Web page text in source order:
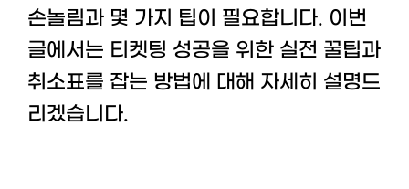
손놀림과 몇 가지 팁이 필요합니다. 이번
글에서는 티켓팅 성공을 위한 실전 꿀팁과
취소표를 잡는 방법에 대해 자세히 설명드
리겠습니다.